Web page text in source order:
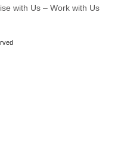
with Us – Work with Us